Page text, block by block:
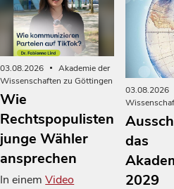
03.08.2026
Akademie der
Wissenschaften zu Göttingen
Wie
Rechtspopulisten
junge Wähler
ansprechen
In einemVideo
03.08.2026
das
2029